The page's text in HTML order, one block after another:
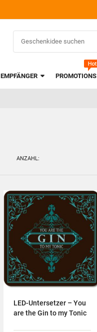
EMPFÄNGER PROMOTIONS
ANZAHL:
LED-Untersetzer – You
are the Gin to my Tonic